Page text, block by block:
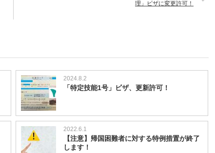
理」ビザに変更許可！
2024.8.2
「特定技能1号」ビザ、更新許可！
2022.6.1
【注意】帰国困難者に対する特例措置が終了
します！